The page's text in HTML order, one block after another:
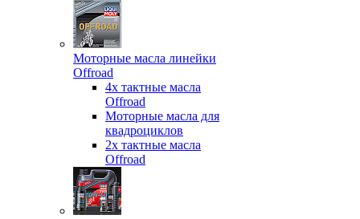
Моторные масла линейки
Offroad
4х тактные масла
Offroad
Моторные масла для
квадроциклов
2х тактные масла
Offroad